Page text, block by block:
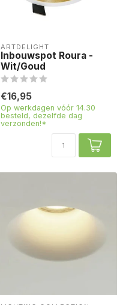
ARTDELIGHT
Inbouwspot Roura -
Wit/Goud
€16,95
Op werkdagen vóór 14.30
besteld, dezelfde dag
verzonden!*